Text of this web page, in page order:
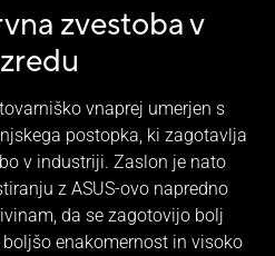
zvestoba v
vnaprej umerjen s
postopka, ki zagotavlja
v industriji. Zaslon je nato
z ASUS-ovo napredno
da se zagotovijo bolj
enakomernost in visoko